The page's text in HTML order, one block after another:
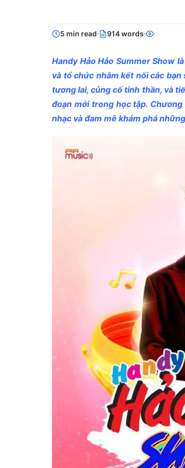
5 min read 914 words
Handy Hảo Hảo Summer Show
và tổ chức nhằm kết nối các
tương lai, củng cố tinh thần, và
đoạn mới trong học tập.
nhạc và đam mê khám phá